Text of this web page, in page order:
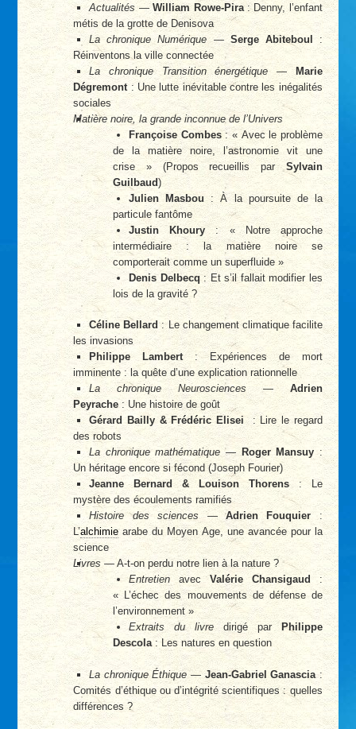
Actualités —William Rowe-Pira: Denny, l’enfant
métis de la grotte de Denisova
La chronique Numérique — Serge Abiteboul
:
Réinventons la ville connectée
La chronique Transition énergétique—
Marie
Dégremont: Une lutte inévitable contre les inégalités
sociales
Matière noire, la grande inconnue de l’Univers
Françoise Combes: « Avec le problème
de la matière noire, l’astronomie vit une
crise » (Propos recueillis par Sylvain
Guilbaud)
Julien Masbou : À la poursuite de la
particule fantôme
Justin Khoury: « Notre approche
intermédiaire : la matière noire se
comporterait comme un superfluide »
Denis Delbecq: Et s’il fallait modifier les
lois de la gravité ?
Céline Bellard : Le changement climatique facilite
les invasions
Philippe Lambert: Expériences de mort
imminente : la quête d’une explication rationnelle
La chronique Neurosciences — Adrien
Peyrache : Une histoire de goût
Gérard Bailly & Frédéric Elisei: Lire le regard
des robots
La chronique mathématique—Roger Mansuy :
Un héritage encore si fécond (Joseph Fourier)
Jeanne Bernard & Louison Thorens: Le
mystère des écoulements ramifiés
Histoire des sciences—Adrien Fouquier :
L’alchimie arabe du Moyen Age, une avancée pour la
science
Livres — A-t-on perdu notre lien à la nature ?
Entretien avecValérie Chansigaud
:
« L’échec des mouvements de défense de
l’environnement »
Extraits du livre dirigé par Philippe
Descola: Les natures en question
La chronique Éthique —Jean-Gabriel Ganascia :
Comités d’éthique ou d’intégrité scientifiques : quelles
différences ?